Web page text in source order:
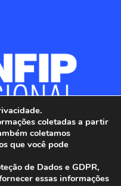
coletadas a partir
coletamos
que você pode
de Dados e GDPR,
essas informações